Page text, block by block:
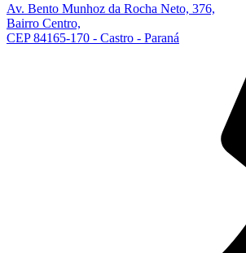
Av. Bento Munhoz da Rocha Neto, 376,
Bairro Centro,
CEP 84165-170 - Castro - Paraná